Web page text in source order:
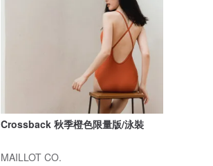
Crossback 秋季橙色限量版/泳裝
MAILLOT CO.